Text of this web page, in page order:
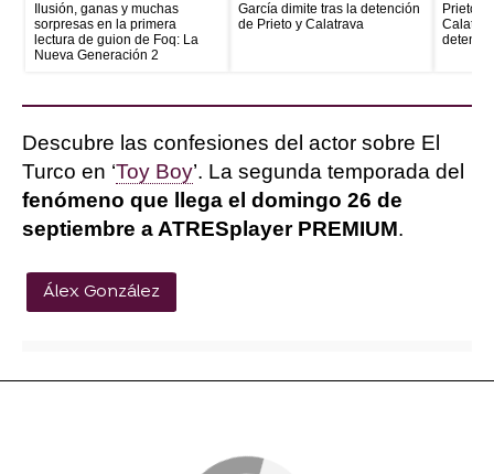
Ilusión, ganas y muchas
sorpresas en la primera
lectura de guion de Foq: La
Nueva Generación 2
García dimite tras la detención
de Prieto y Calatrava
Prieto
Descubre las confesiones del actor sobre El
Turco en ‘Toy Boy’. La segunda temporada del
fenómeno que llega el domingo 26 de
septiembre a ATRESplayer PREMIUM.
Álex González